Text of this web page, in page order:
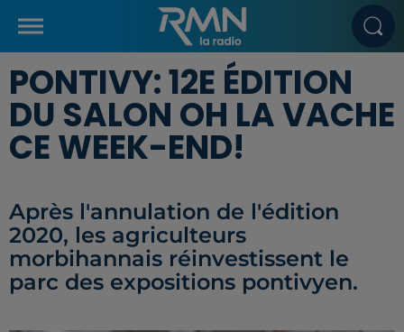
PONTIVY: 12E ÉDITION
DU SALON OH LA VACHE
CE WEEK-END!
Après l'annulation de l'édition
2020, les agriculteurs
morbihannais réinvestissent le
parc des expositions pontivyen.